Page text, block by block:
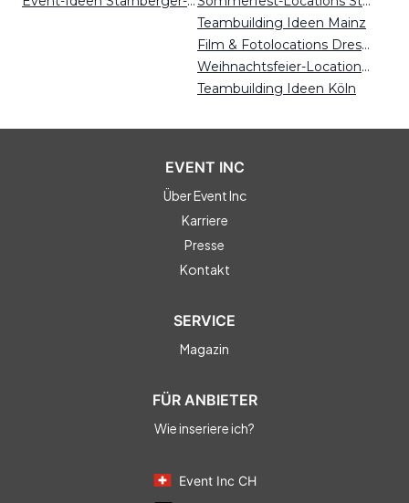
Teambuilding Ideen Mainz
Film & Fotolocations Dresden
Weihnachtsfeier-Locations Bielefeld
Teambuilding Ideen Köln
EVENT INC
Über Event Inc
Karriere
Presse
Kontakt
SERVICE
Magazin
FÜR ANBIETER
Wie inseriere ich?
Event Inc CH